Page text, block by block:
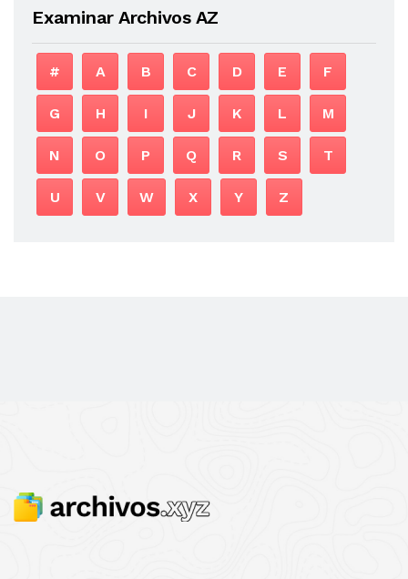
Examinar Archivos AZ
# A B C D E F
G H I J K L M
N O P Q R S T
U V W X Y Z